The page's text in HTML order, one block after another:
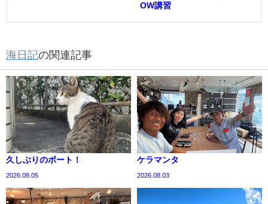
OW講習
海日記の関連記事
久しぶりのボート！
2026.08.05
ケラマンタ
2026.08.03